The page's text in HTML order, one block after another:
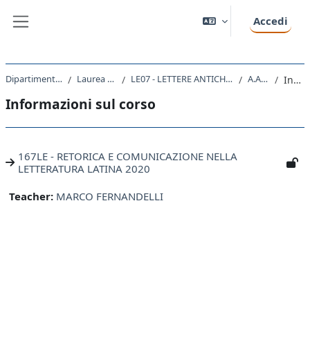
Accedi
Dipartimento di Studi Umanistici Laurea triennale (DM270) LE07 - LETTERE ANTICHE E MODERNE, ARTI, COMUNICAZIONE A.A. 2020 - 2021 Introduzione
Informazioni sul corso
167LE - RETORICA E COMUNICAZIONE NELLA
LETTERATURA LATINA 2020
Teacher: MARCO FERNANDELLI